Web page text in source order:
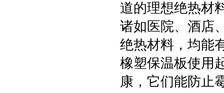
道的理想绝热材
诸如医院、酒店
绝热材料，均能
橡塑保温板使用
康，它们能防止